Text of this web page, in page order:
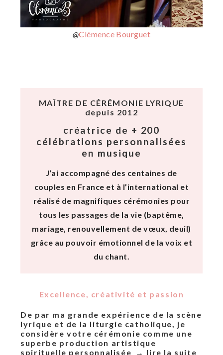
@Clémence Bourguet
MAÎTRE DE CÉRÉMONIE LYRIQUE
depuis 2012
créatrice de + 200
célébrations personnalisées
en musique
J’ai accompagné des centaines de
couples en France et à l’international et
réalisé de magnifiques cérémonies pour
tous les passages de la vie (baptême,
mariage, renouvellement de vœux, deuil)
grâce au pouvoir émotionnel de la voix et
du chant.
Excellence, créativité et passion
De par ma grande expérience de la scène
lyrique et de la liturgie catholique, je
considère votre cérémonie comme une
superbe production artistique
spirituelle personnalisée